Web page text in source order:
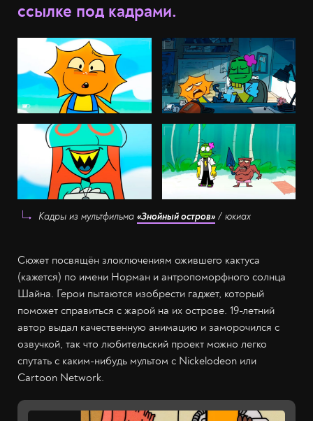
ссылке под кадрами.
Кадры из мультфильма «Знойный остров» / юкиах
Сюжет посвящён злоключениям ожившего кактуса
(кажется) по имени Норман и антропоморфного солнца
Шайна. Герои пытаются изобрести гаджет, который
поможет справиться с жарой на их острове. 19-летний
автор выдал качественную анимацию и заморочился с
озвучкой, так что любительский проект можно легко
спутать с каким-нибудь мультом с Nickelodeon или
Cartoon Network.